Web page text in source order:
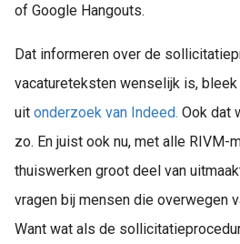
of Google Hangouts.
Dat informeren over de
vacatureteksten wenselijk is,
uit onderzoek van Indeed. Ook dat
zo. En juist ook nu, met alle RIVM-
thuiswerken groot deel van
vragen bij mensen die overwegen
Want wat als de